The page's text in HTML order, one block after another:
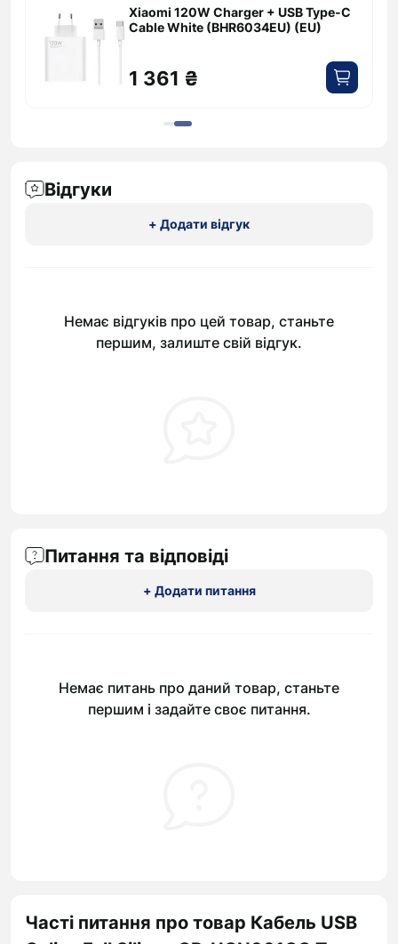
Xiaomi 120W Charger + USB Type-C
Cable White (BHR6034EU) (EU)
1 361 ₴
Відгуки
+ Додати відгук
Немає відгуків про цей товар, станьте
першим, залиште свій відгук.
Питання та відповіді
+ Додати питання
Немає питань про даний товар, станьте
першим і задайте своє питання.
Часті питання про товар Кабель USB